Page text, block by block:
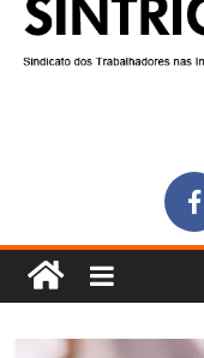
sindicato
Diretores do
Central Sindical de SC